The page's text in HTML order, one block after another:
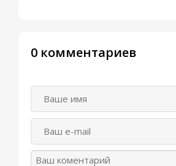
0 комментариев